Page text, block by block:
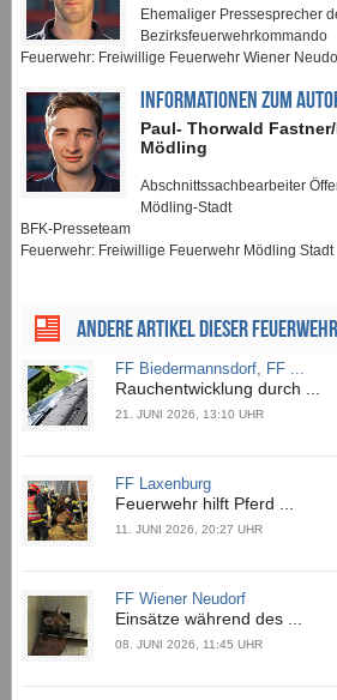
Ehemaliger Pressesprecher
Bezirksfeuerwehrkommando
Feuerwehr: Freiwillige Feuerwehr Wiener
INFORMATIONEN ZUM
Paul- Thorwald
Mödling
Abschnittssachbearbeiter
Mödling-Stadt
BFK-Presseteam
Feuerwehr: Freiwillige Feuerwehr Mödling Stadt
ANDERE ARTIKEL DIESER
FF Biedermannsdorf, FF ...
Rauchentwicklung durch ...
21. JUNI 2026, 13:10 UHR
FF Laxenburg
Feuerwehr hilft Pferd ...
11. JUNI 2026, 20:27 UHR
FF Wiener Neudorf
Einsätze während des ...
08. JUNI 2026, 11:45 UHR